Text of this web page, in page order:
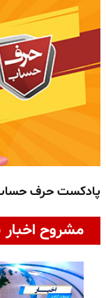
پادکست حرف
مشروح